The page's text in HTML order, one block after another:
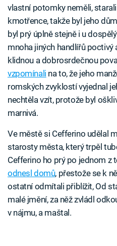
vlastní potomky neměli,
kmotřence, takže byl jeho
byl prý úplně stejně i u
mnoha jiných handlířů poctivý
klidnou a dobrosrdečnou
vzpomínali na to, že jeho
romských zvyklostí vyjednal
nechtěla vzít, protože byl
marnivá.
Ve městě si Cefferino udělal
starosty města, který trpěl
Cefferino ho prý po jednom z
odnesl domů, přestože se k
ostatní odmítali přiblížit, Od
malé jmění, za něž zvládl
v nájmu, a maštal.